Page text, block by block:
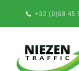
+32 (0)68 45